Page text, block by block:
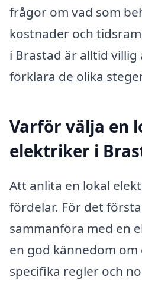
frågor om vad som
kostnader och
i Brastad är alltid villig
förklara de olika
Varför välja en
elektriker i
Att anlita en lokal
fördelar. För det
sammanföra med en
en god kännedom
specifika regler och